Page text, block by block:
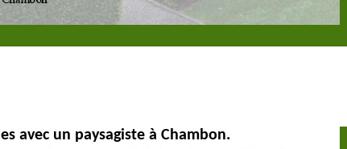
avec un paysagiste à Chambon.